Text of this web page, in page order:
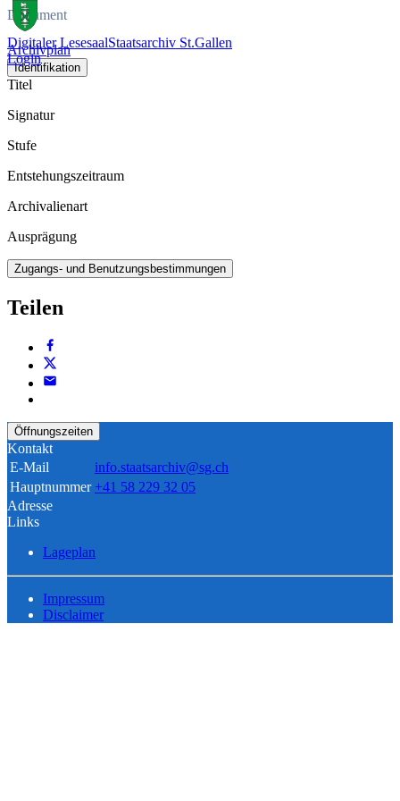
Digitaler LesesaalStaatsarchiv St.Gallen
Login
Dokument
Archivplan
Identifikation
Titel
Signatur
Stufe
Entstehungszeitraum
Archivalienart
Ausprägung
Zugangs- und Benutzungsbestimmungen
Teilen
Öffnungszeiten
Kontakt
E-Mail
info.staatsarchiv@sg.ch
Hauptnummer +41 58 229 32 05
Adresse
Links
Lageplan
Impressum
Disclaimer